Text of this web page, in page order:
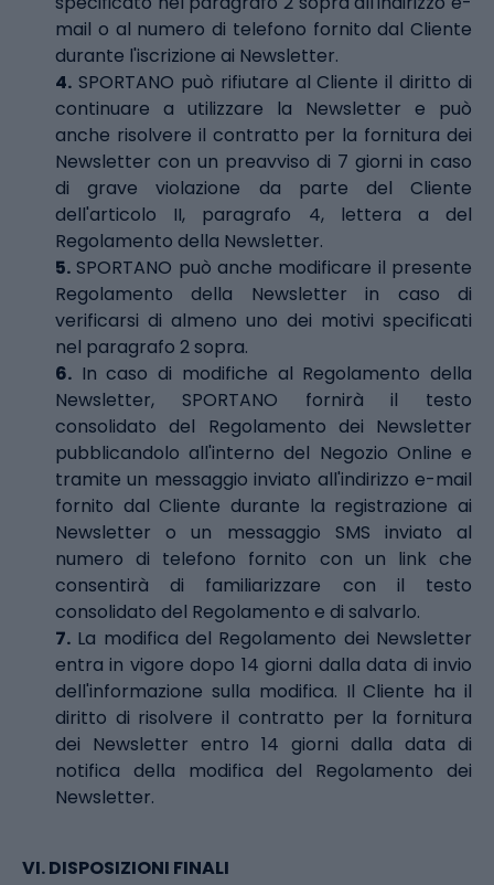
mail o al numero di telefono fornito dal Cliente
durante l'iscrizione ai Newsletter.
4. SPORTANO può rifiutare al Cliente il diritto di
continuare a utilizzare la Newsletter e può
anche risolvere il contratto per la fornitura dei
Newsletter con un preavviso di 7 giorni in caso
di grave violazione da parte del Cliente
dell'articolo II, paragrafo 4, lettera a del
Regolamento della Newsletter.
5. SPORTANO può anche modificare il presente
Regolamento della Newsletter in caso di
verificarsi di almeno uno dei motivi specificati
nel paragrafo 2 sopra.
6. In caso di modifiche al Regolamento della
Newsletter, SPORTANO fornirà il testo
consolidato del Regolamento dei Newsletter
pubblicandolo all'interno del Negozio Online e
tramite un messaggio inviato all'indirizzo e-mail
fornito dal Cliente durante la registrazione ai
Newsletter o un messaggio SMS inviato al
numero di telefono fornito con un link che
consentirà di familiarizzare con il testo
consolidato del Regolamento e di salvarlo.
7. La modifica del Regolamento dei Newsletter
entra in vigore dopo 14 giorni dalla data di invio
dell'informazione sulla modifica. Il Cliente ha il
diritto di risolvere il contratto per la fornitura
dei Newsletter entro 14 giorni dalla data di
notifica della modifica del Regolamento dei
Newsletter.
VI.DISPOSIZIONI FINALI